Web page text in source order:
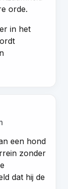
orde.
in het
een hond
zonder
dat hij de